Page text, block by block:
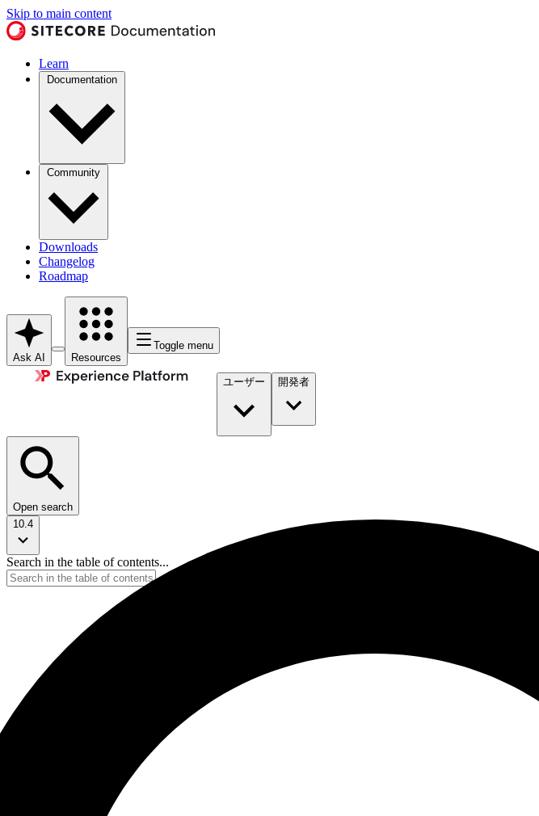
Skip to main content
Learn
Documentation
Community
Downloads
Changelog
Roadmap
Ask AI Resources
Toggle menu
ユーザー 開発者​
Open search
10.4
Search in the table of contents...